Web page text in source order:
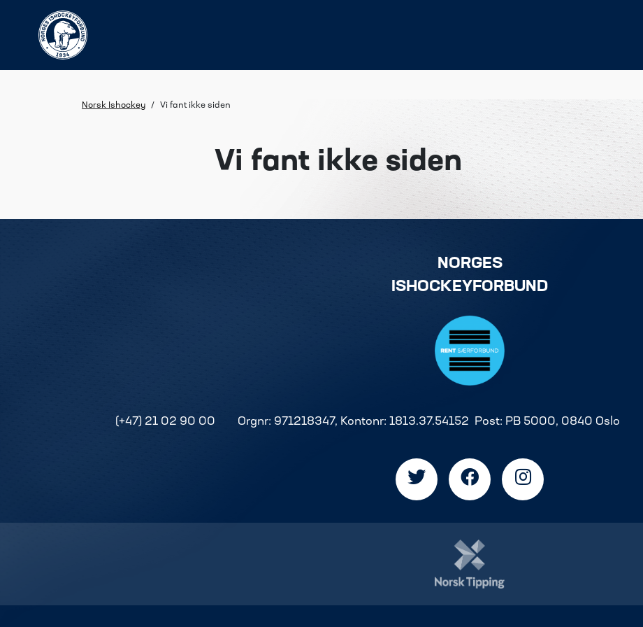
Norsk Ishockey / Vi fant ikke siden
Vi fant ikke siden
NORGES
ISHOCKEYFORBUND
(+47) 21 02 90 00 Orgnr: 971218347, Kontonr: 1813.37.54152 Post: PB 5000, 0840 Oslo